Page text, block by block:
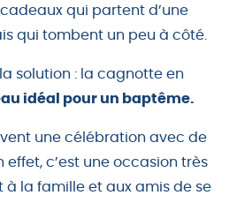
qui partent d’une
qui tombent un peu à côté.
solution : la cagnotte en
idéal pour un baptême.
une célébration avec de
effet, c’est une occasion très
la famille et aux amis de se